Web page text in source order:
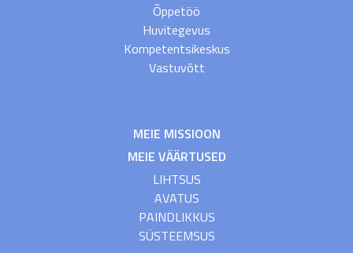
Õppetöö
Huvitegevus
Kompetentsikeskus
Vastuvõtt
MEIE MISSIOON
MEIE VÄÄRTUSED
LIHTSUS
AVATUS
PAINDLIKKUS
SÜSTEEMSUS